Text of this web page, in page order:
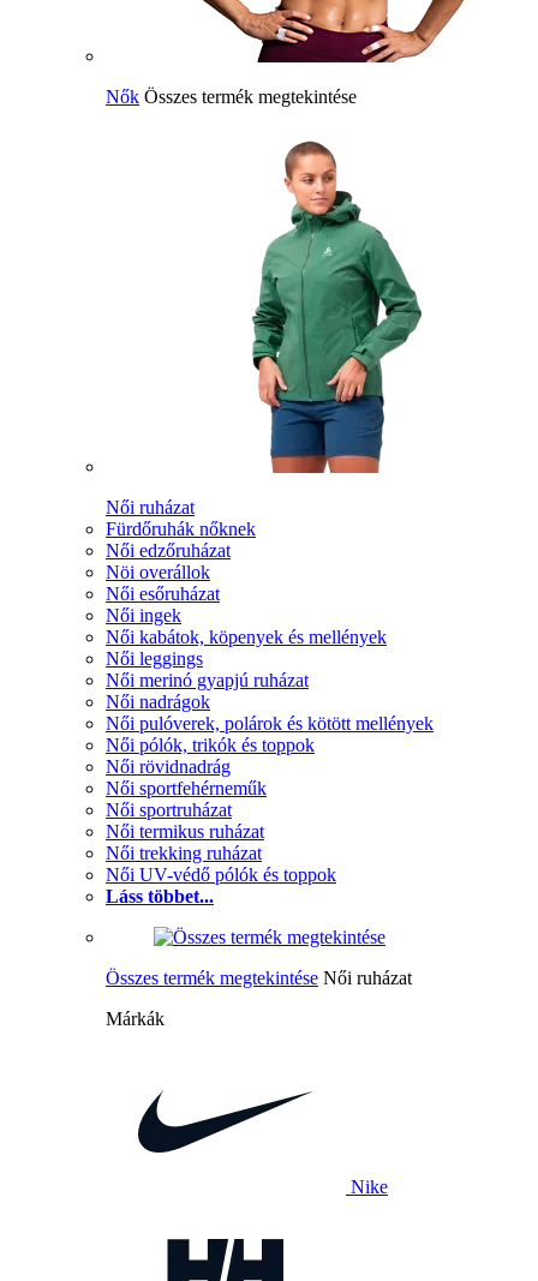
Nők Összes termék megtekintése
Női ruházat
Fürdőruhák nőknek
Női edzőruházat
Nöi overállok
Női esőruházat
Női ingek
Női kabátok, köpenyek és mellények
Női leggings
Női merinó gyapjú ruházat
Női nadrágok
Női pulóverek, polárok és kötött mellények
Női pólók, trikók és toppok
Női rövidnadrág
Női sportfehérneműk
Női sportruházat
Női termikus ruházat
Női trekking ruházat
Női UV-védő pólók és toppok
Láss többet...
Összes termék megtekintése Női ruházat
Márkák
Nike